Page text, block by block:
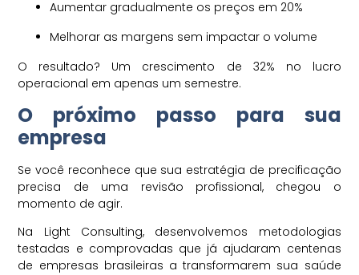
Aumentar gradualmente os preços em 20%
Melhorar as margens sem impactar o volume
O resultado? Um crescimento de 32% no lucro
operacional em apenas um semestre.
O próximo passo para sua
empresa
Se você reconhece que sua estratégia de precificação
precisa de uma revisão profissional, chegou o
momento de agir.
Na Light Consulting, desenvolvemos metodologias
testadas e comprovadas que já ajudaram centenas
de empresas brasileiras a transformarem sua saúde